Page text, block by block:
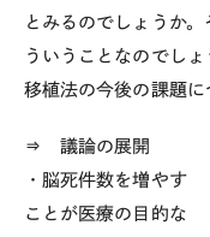
とみるのでしょうか
ういうことなのでし
移植法の今後の課題に
⇒ 議論の展開
・脳死件数を増やす
ことが医療の目的な